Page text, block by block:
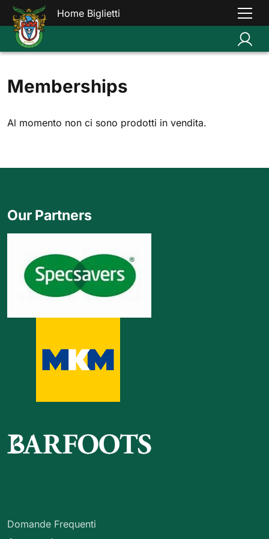
Home Biglietti
Memberships
Al momento non ci sono prodotti in vendita.
Domande Frequenti
Our Partners